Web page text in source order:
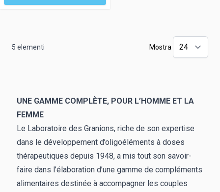
5 elementi Mostra
UNE GAMME COMPLÈTE, POUR L’HOMME ET LA
FEMME
Le Laboratoire des Granions, riche de son expertise
dans le développement d’oligoéléments à doses
thérapeutiques depuis 1948, a mis tout son savoir-
faire dans l’élaboration d’une gamme de compléments
alimentaires destinée à accompagner les couples